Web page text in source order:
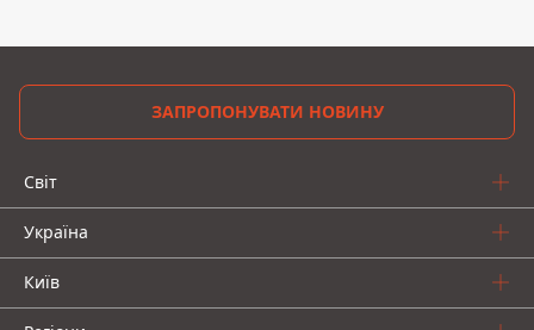
ЗАПРОПОНУВАТИ НОВИНУ
Світ
Україна
Київ